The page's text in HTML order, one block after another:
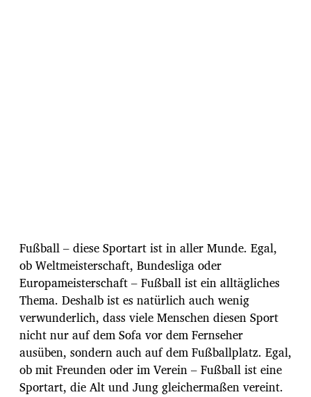
Fußball – diese Sportart ist in aller Munde. Egal,
ob Weltmeisterschaft, Bundesliga oder
Europameisterschaft – Fußball ist ein alltägliches
Thema. Deshalb ist es natürlich auch wenig
verwunderlich, dass viele Menschen diesen Sport
nicht nur auf dem Sofa vor dem Fernseher
ausüben, sondern auch auf dem Fußballplatz. Egal,
ob mit Freunden oder im Verein – Fußball ist eine
Sportart, die Alt und Jung gleichermaßen vereint.